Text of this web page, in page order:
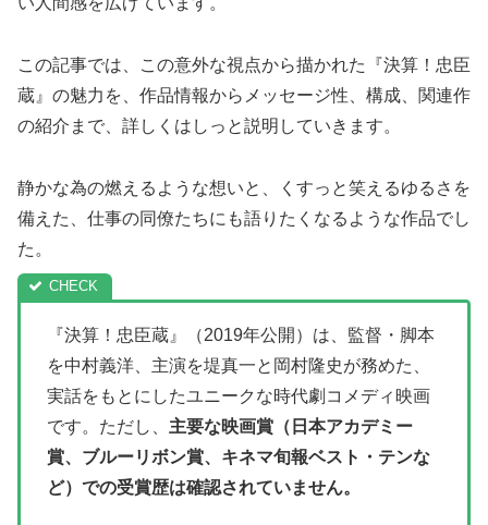
この記事では、この意外な視点から描かれた『決算！忠臣
蔵』の魅力を、作品情報からメッセージ性、構成、関連作
の紹介まで、詳しくはしっと説明していきます。
静かな為の燃えるような想いと、くすっと笑えるゆるさを
備えた、仕事の同僚たちにも語りたくなるような作品でし
た。
『決算！忠臣蔵』（2019年公開）は、監督・脚本
を中村義洋、主演を堤真一と岡村隆史が務めた、
実話をもとにしたユニークな時代劇コメディ映画
です。ただし、 主要な映画賞（日本アカデミー
賞、ブルーリボン賞、キネマ旬報ベスト・テンな
ど）での受賞歴は確認されていません。